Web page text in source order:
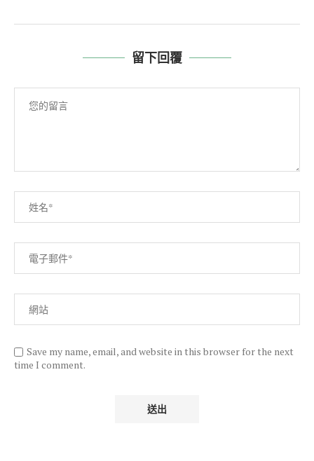
留下回覆
Save my name, email, and website in this browser for the next
time I comment.